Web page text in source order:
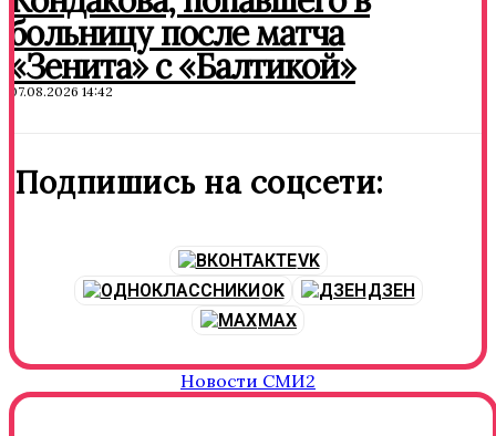
больницу после матча
«Зенита» с «Балтикой»
07.08.2026 14:42
Подпишись на соцсети:
VK
OK
ДЗЕН
MAX
Новости СМИ2